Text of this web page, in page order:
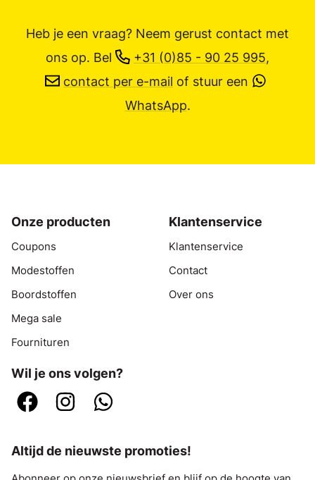
Heb je een vraag? Neem gerust contact met
ons op. Bel +31 (0)85 - 90 25 995,
contact per e-mail of stuur een
WhatsApp.
Onze producten
Coupons
Modestoffen
Boordstoffen
Mega sale
Fournituren
Klantenservice
Klantenservice
Contact
Over ons
Wil je ons volgen?
Altijd de nieuwste promoties!